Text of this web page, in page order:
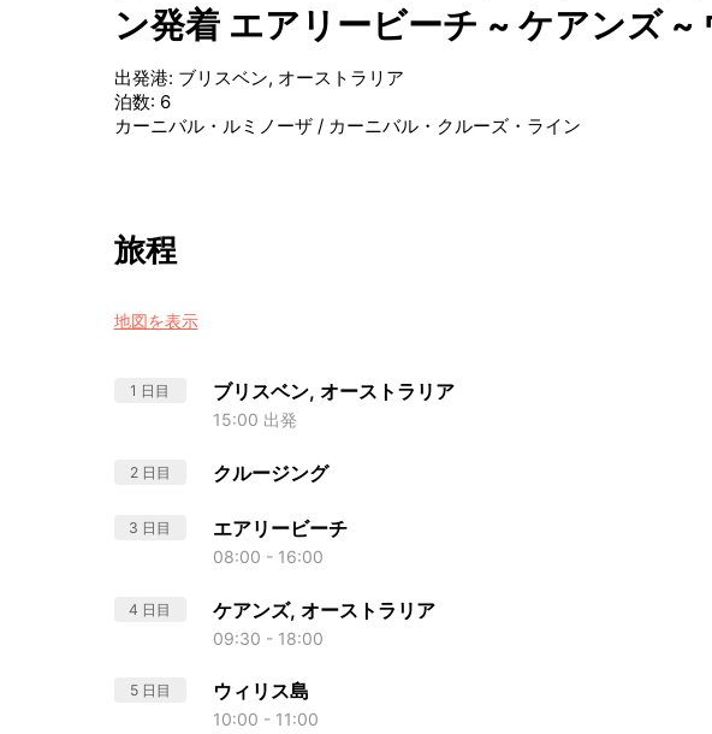
ン発着 エアリービーチ ~ ケアンズ ~
出発港: ブリスベン, オーストラリア
泊数: 6
カーニバル・ルミノーザ/ カーニバル・クルーズ・ライン
旅程
地図を表示
1 日目 ブリスベン, オーストラリア
15:00 出発
2 日目 クルージング
3 日目 エアリービーチ
08:00 - 16:00
4 日目 ケアンズ, オーストラリア
09:30 - 18:00
5 日目 ウィリス島
10:00 - 11:00